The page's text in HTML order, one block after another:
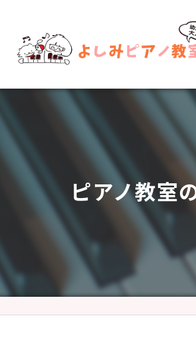
ピアノ教室